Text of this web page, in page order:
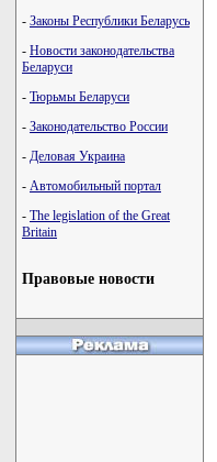
- Законы Республики Беларусь
- Новости законодательства
Беларуси
- Тюрьмы Беларуси
- Законодательство России
- Деловая Украина
- Автомобильный портал
- The legislation of the Great
Britain
Правовые новости